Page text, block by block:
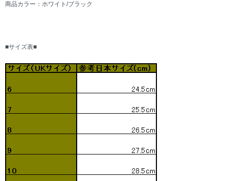
商品カラー：ホワイト/ブラック
■サイズ表■